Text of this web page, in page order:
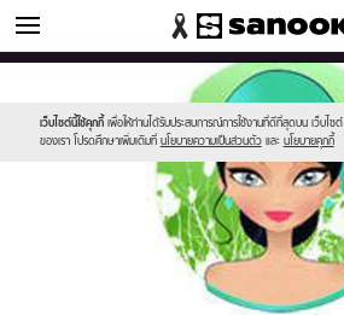
ดูดวง
เว็บไซต์นี้ใช้คุกกี้ เพื่อให้ท่านได้รับประสบการณ์การใช้งานที่ดีที่สุดบน เว็บไซต์
ของเรา โปรดศึกษาเพิ่มเติมที่ นโยบายความเป็นส่วนตัว และ นโยบายคุกกี้
//s.isanook.com/sr/0/images/logo-
sanook.png
//s.isanook.com/ho/0/ud/8/43813/170-